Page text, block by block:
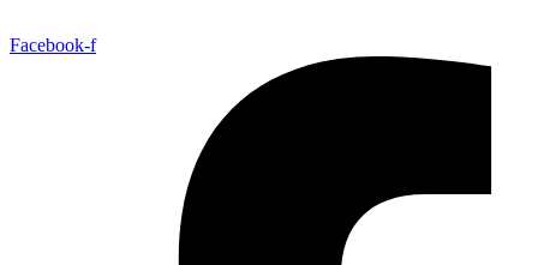
Facebook-f